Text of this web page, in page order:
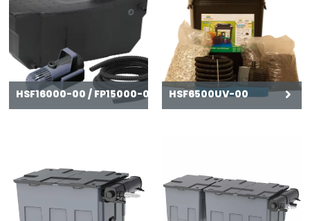
HSF16000-00 / FP15000-00 HSF6500UV-00